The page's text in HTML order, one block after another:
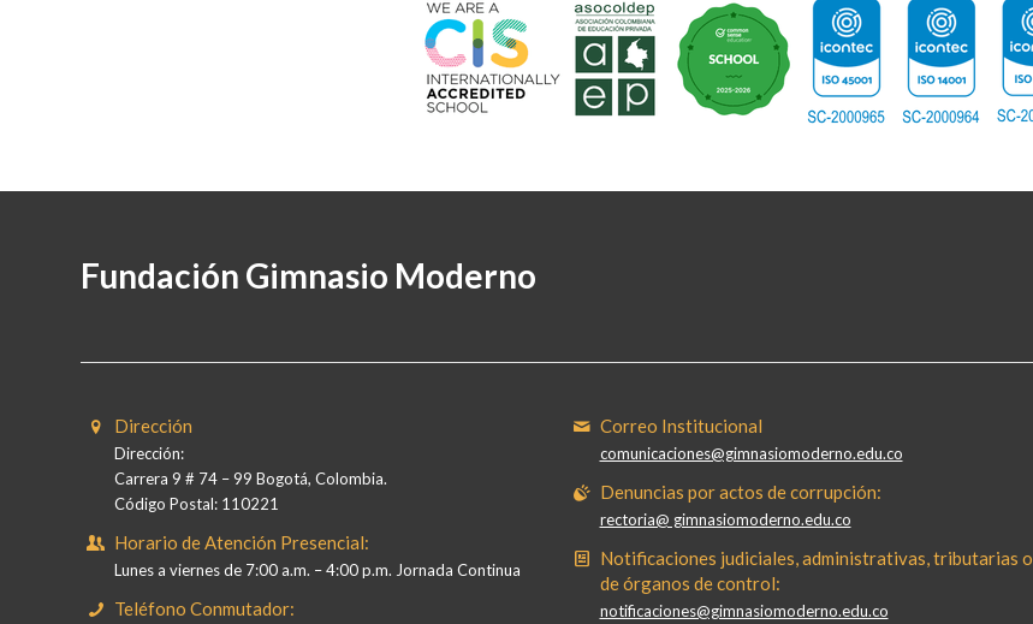
Fundación Gimnasio Moderno
Dirección
Dirección:
Carrera 9 # 74 – 99 Bogotá, Colombia.
Código Postal: 110221
Horario de Atención Presencial:
Lunes a viernes de 7:00 a.m. – 4:00 p.m. Jornada Continua
Teléfono Conmutador:
Correo Institucional
comunicaciones@gimnasiomoderno.edu.co
Denuncias por actos de corrupción:
rectoria@ gimnasiomoderno.edu.co
Notificaciones judiciales, administrativas, tributarias o
de órganos de control:
notificaciones@gimnasiomoderno.edu.co